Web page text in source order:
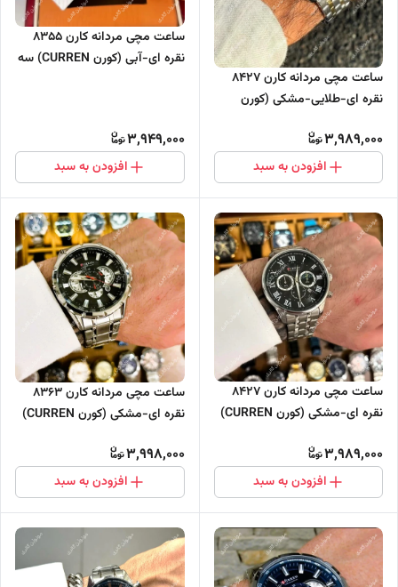
ساعت مچی مردانه کارن 8427
نقره ای-طلایی-مشکی (کورن
3,989,000
افزودن به سبد
ساعت مچی مردانه کارن 8355
نقره ای-آبی (کورن CURREN) سه
3,949,000
افزودن به سبد
ساعت مچی مردانه کارن 8427
نقره ای-مشکی (کورن CURREN)
3,989,000
افزودن به سبد
ساعت مچی مردانه کارن 8363
نقره ای-مشکی (کورن CURREN)
3,998,000
افزودن به سبد